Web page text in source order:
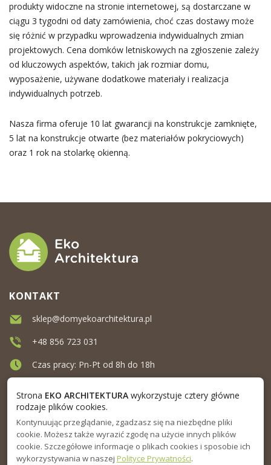
produkty widoczne na stronie internetowej, są dostarczane w
ciągu 3 tygodni od daty zamówienia, choć czas dostawy może
się różnić w przypadku wprowadzenia indywidualnych zmian
projektowych. Cena domków letniskowych na zgłoszenie zależy
od kluczowych aspektów, takich jak rozmiar domu,
wyposażenie, używane dodatkowe materiały i realizacja
indywidualnych potrzeb.
Nasza firma oferuje 10 lat gwarancji na konstrukcje zamknięte,
5 lat na konstrukcje otwarte (bez materiałów pokryciowych)
oraz 1 rok na stolarkę okienną.
MENU
INFORMACJA
KONTAKT
sklep@domyekoarchitektura.pl
+48 856 723 031
Czas pracy: Pn-Pt od 8h do 18h
Strona EKO ARCHITEKTURAwykorzystuje cztery główne
rodzaje plików cookies.
Kontynuując przeglądanie, zgadzasz się na niezbędne pliki
cookie. Możesz także wyrazić zgodę na użycie innych plików
cookie. Szczegółowe informacje o plikach cookies i sposobie ich
wykorzystywania w naszej Polityce Prywatności.